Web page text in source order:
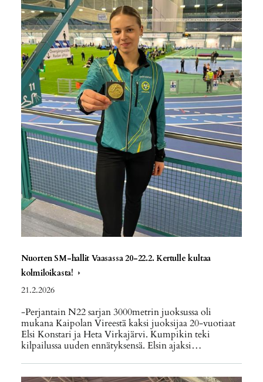
Nuorten SM-hallit Vaasassa 20-22.2. Kertulle kultaa
kolmiloikasta!
21.2.2026
-Perjantain N22 sarjan 3000metrin juoksussa oli
mukana Kaipolan Vireestä kaksi juoksijaa 20-vuotiaat
Elsi Konstari ja Heta Virkajärvi. Kumpikin teki
kilpailussa uuden ennätyksensä. Elsin ajaksi…